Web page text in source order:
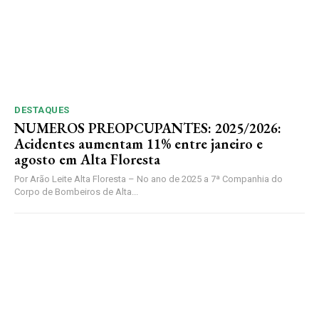
DESTAQUES
NUMEROS PREOPCUPANTES: 2025/2026:
Acidentes aumentam 11% entre janeiro e
agosto em Alta Floresta
Por Arão Leite Alta Floresta – No ano de 2025 a 7ª Companhia do
Corpo de Bombeiros de Alta...